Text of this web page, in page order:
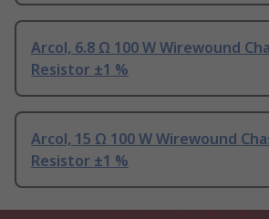
Arcol, 6.8 Ω 100 W Wirewound
Resistor ±1 %
Arcol, 15 Ω 100 W Wirewound
Resistor ±1 %